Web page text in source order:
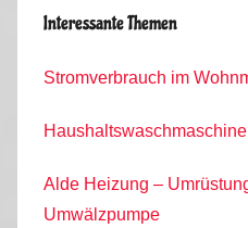
Interessante Themen
Stromverbrauch im
Alde Heizung –
Umwälzpumpe